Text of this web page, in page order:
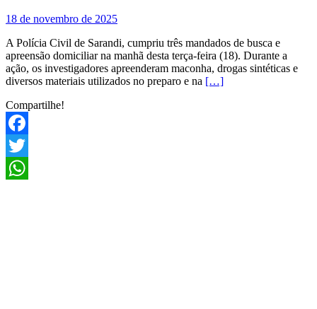
18 de novembro de 2025
A Polícia Civil de Sarandi, cumpriu três mandados de busca e
apreensão domiciliar na manhã desta terça-feira (18). Durante a
ação, os investigadores apreenderam maconha, drogas sintéticas e
diversos materiais utilizados no preparo e na […]
Compartilhe!
Facebook
Twitter